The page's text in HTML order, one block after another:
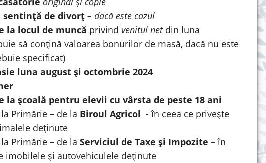
sentință de divorț – dacă este cazul
la locul de muncă privind venitul netdin luna
să conțină valoarea bonurilor de masă, dacă nu este
specificat)
luna august și octombrie 2024
la școală pentru elevii cu vârsta de peste 18 ani
Primărie – de la Biroul Agricol - în ceea ce privește
deținute
Primărie – de la Serviciul de Taxe și Impozite – în
imobilele și autovehiculele deținute